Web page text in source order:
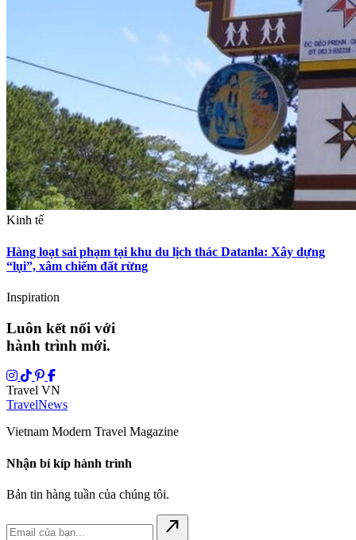
Kinh tế
Hàng loạt sai phạm tại khu du lịch thác Datanla: Xây dựng
“lụi”, xâm chiếm đất rừng
Inspiration
Luôn kết nối với
hành trình mới.
Travel VN
TravelNews
Vietnam Modern Travel Magazine
Nhận bí kíp hành trình
Bản tin hàng tuần của chúng tôi.
north_east